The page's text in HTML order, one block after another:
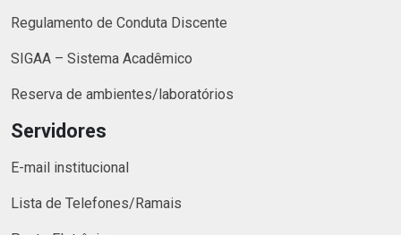
Regulamento de Conduta Discente
SIGAA – Sistema Acadêmico
Reserva de ambientes/laboratórios
Servidores
E-mail institucional
Lista de Telefones/Ramais